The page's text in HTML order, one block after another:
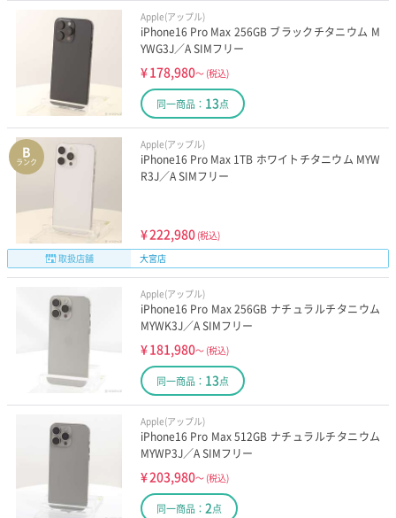
Apple(アップル)
iPhone16 Pro Max 256GB ブラックチタニウム M
YWG3J／A SIMフリー
¥178,980～ (税込)
同一商品： 13点
B
ランク
Apple(アップル)
iPhone16 Pro Max 1TB ホワイトチタニウム MYW
R3J／A SIMフリー
¥222,980 (税込)
取扱店舗
大宮店
Apple(アップル)
iPhone16 Pro Max 256GB ナチュラルチタニウム
MYWK3J／A SIMフリー
¥181,980～ (税込)
同一商品： 13点
Apple(アップル)
iPhone16 Pro Max 512GB ナチュラルチタニウム
MYWP3J／A SIMフリー
¥203,980～ (税込)
同一商品： 2点